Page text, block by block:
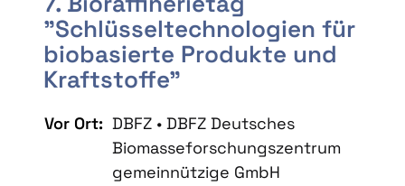
"Schlüsseltechnologien für
biobasierte Produkte und
Kraftstoffe"
Vor Ort: DBFZ • DBFZ Deutsches
Biomasseforschungszentrum
gemeinnützige GmbH